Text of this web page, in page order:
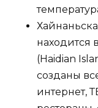
находится
(Haidian
созданы
интернет,